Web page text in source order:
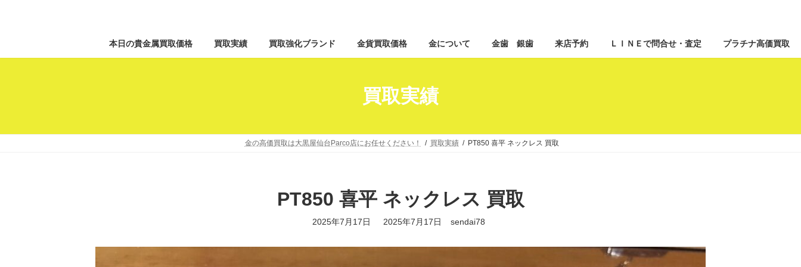
ン
テ
ツ
へ
ッ
プ
ビ
ゲ
シ
ョ
移
動
本日の貴金属買取価格 買取実績 買取強化ブランド 金貨買取価格 金について 金歯 銀歯 来店予約 ＬＩＮＥで問合せ・査定 プラチナ高価買取
買取実績
金の高価買取は大黒屋仙台Parco店にお任せください！ 買取実績 PT850 喜平 ネックレス 買取
PT850 喜平 ネックレス 買取
2025年7月17日
最
2025年7月17日 sendai78